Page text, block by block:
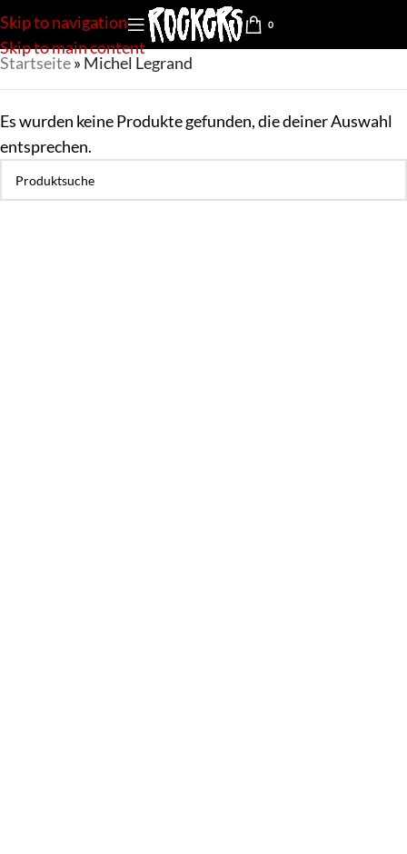
Skip to navigation
Skip to main content
0
Startseite» Michel Legrand
Es wurden keine Produkte gefunden, die deiner Auswahl
entsprechen.